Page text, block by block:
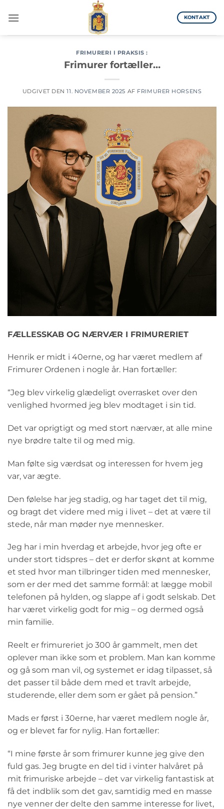
KONTAKT
FRIMURERI I PRAKSIS :
Frimurer fortæller…
UDGIVET DEN11. NOVEMBER 2025 AF FRIMURER HORSENS
FÆLLESSKAB OG NÆRVÆR I FRIMURERIET
Henrik er midt i 40erne, og har været medlem af
Frimurer Ordenen i nogle år. Han fortæller:
“Jeg blev virkelig glædeligt overrasket over den
venlighed hvormed jeg blev modtaget i sin tid.
Det var oprigtigt og med stort nærvær, at alle mine
nye brødre talte til og med mig.
Man følte sig værdsat og interessen for hvem jeg
var, var ægte.
Den følelse har jeg stadig, og har taget det til mig,
og bragt det videre med mig i livet – det at være til
stede, når man møder nye mennesker.
Jeg har i min hverdag et arbejde, hvor jeg ofte er
under stort tidspres – det er derfor skønt at komme
et sted hvor man tilbringer tiden med mennesker,
som er der med det samme formål: at lægge mobil
telefonen på hylden, og slappe af i godt selskab. Det
har været virkelig godt for mig – og dermed også
min familie.
Reelt er frimureriet jo 300 år gammelt, men det
oplever man ikke som et problem. Man kan komme
og gå som man vil, og systemet er idag tilpasset, så
det passer til både dem med et travlt arbejde,
studerende, eller dem som er gået på pension.”
Mads er først i 30erne, har været medlem nogle år,
og er blevet far for nylig. Han fortæller:
“I mine første år som frimurer kunne jeg give den
fuld gas. Jeg brugte en del tid i vinter halvåret på
mit frimuriske arbejde – det var virkelig fantastisk at
få det indblik som det gav, samtidig med en masse
nye venner der delte den samme interesse for livet,